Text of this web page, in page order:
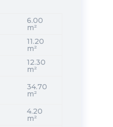
6.00
m²
11.20
m²
12.30
m²
34.70
m²
4.20
m²